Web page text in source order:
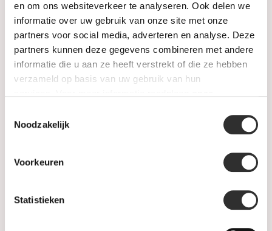
en om ons websiteverkeer te analyseren. Ook delen we
informatie over uw gebruik van onze site met onze
partners voor social media, adverteren en analyse. Deze
partners kunnen deze gegevens combineren met andere
informatie die u aan ze heeft verstrekt of die ze hebben
verzameld op basis van uw gebruik van hun
Noodzakelijk
Voorkeuren
Statistieken
Heren Sieraden
SALE
Levertijd & verzendkosten